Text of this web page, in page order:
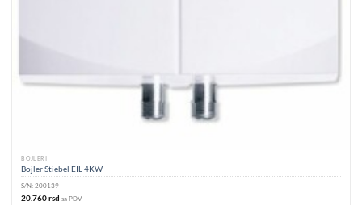
BOJLERI
Bojler Stiebel EIL 4KW
S/N:200139
20.760rsd sa PDV